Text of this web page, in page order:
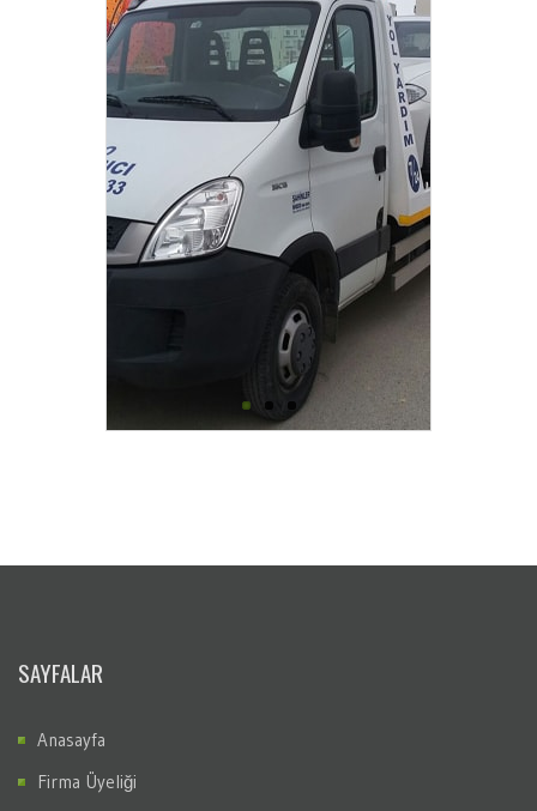
SAYFALAR
Anasayfa
Firma Üyeliği